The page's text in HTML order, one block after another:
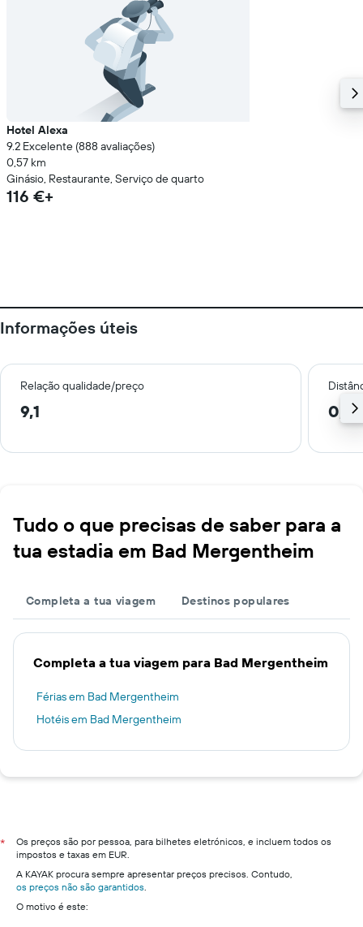
Hotel Alexa
9.2 Excelente (888 avaliações)
0,57 km
Ginásio, Restaurante, Serviço de quarto
116 €+
Informações úteis
Relação qualidade/preço
9,1 0,1
Tudo o que precisas de saber para a
tua estadia em Bad Mergentheim
Completa a tua viagem Destinos populares
Completa a tua viagem para Bad Mergentheim
Férias em Bad Mergentheim
Hotéis em Bad Mergentheim
*
Os preços são por pessoa, para bilhetes eletrónicos, e incluem todos os
impostos e taxas em EUR.
A KAYAK procura sempre apresentar preços precisos. Contudo,
os preços não são garantidos.
O motivo é este: